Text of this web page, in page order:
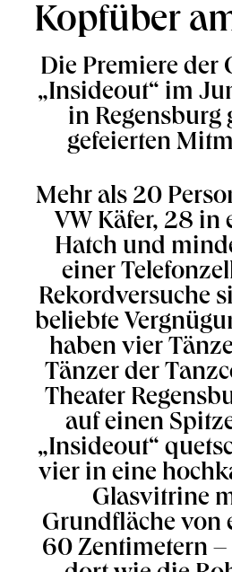
Kopfüber
Die Premiere der
„Insideout“ im
in Regensburg
gefeierten
Mehr als 20
VW Käfer, 28 in
Hatch und
einer
Rekordversuche
beliebte
haben vier
Tänzer der
Theater
auf einen
„Insideout“
vier in eine
Glasvitrine
Grundfläche von
60 Zentimetern